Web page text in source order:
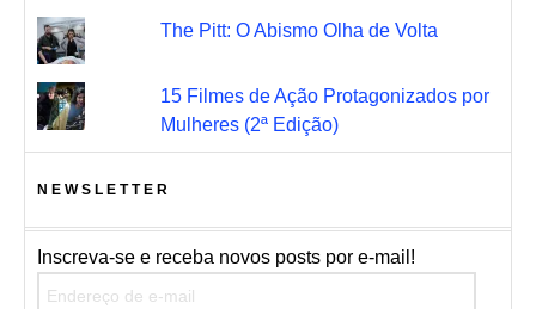
The Pitt: O Abismo Olha de Volta
15 Filmes de Ação Protagonizados por
Mulheres (2ª Edição)
NEWSLETTER
Inscreva-se e receba novos posts por e-mail!